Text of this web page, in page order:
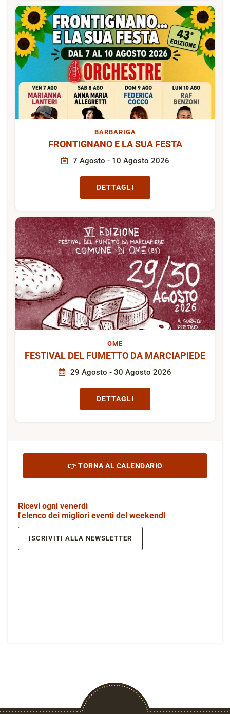
BARBARIGA
FRONTIGNANO E LA SUA FESTA
7 Agosto - 10 Agosto 2026
DETTAGLI
OME
FESTIVAL DEL FUMETTO DA MARCIAPIEDE
29 Agosto - 30 Agosto 2026
DETTAGLI
👉 TORNA AL CALENDARIO
Ricevi ogni venerdì
l'elenco dei migliori eventi del weekend!
ISCRIVITI ALLA NEWSLETTER